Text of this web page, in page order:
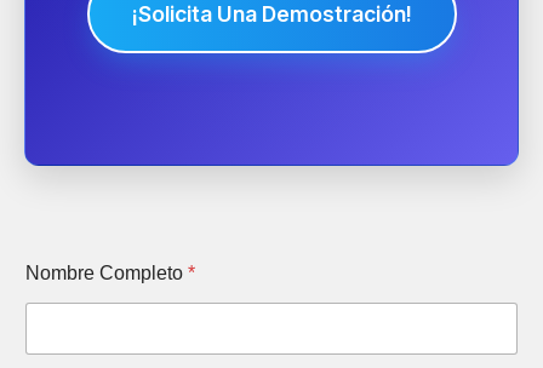
¡Solicita Una Demostración!
E
m
Nombre Completo *